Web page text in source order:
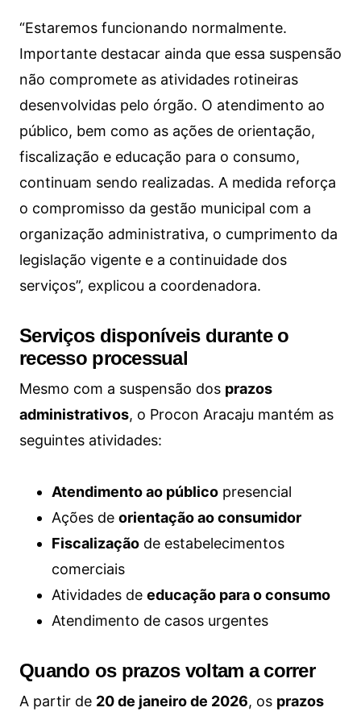
“Estaremos funcionando normalmente.
Importante destacar ainda que essa suspensão
não compromete as atividades rotineiras
desenvolvidas pelo órgão. O atendimento ao
público, bem como as ações de orientação,
fiscalização e educação para o consumo,
continuam sendo realizadas. A medida reforça
o compromisso da gestão municipal com a
organização administrativa, o cumprimento da
legislação vigente e a continuidade dos
serviços”, explicou a coordenadora.
Serviços disponíveis durante o
recesso processual
Mesmo com a suspensão dos prazos
administrativos, o Procon Aracaju mantém as
seguintes atividades:
Atendimento ao público presencial
Ações de orientação ao consumidor
Fiscalização de estabelecimentos
comerciais
Atividades de educação para o consumo
Atendimento de casos urgentes
Quando os prazos voltam a correr
A partir de 20 de janeiro de 2026, os prazos